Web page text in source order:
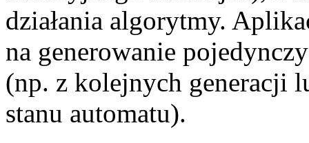
działania algorytmy.
na generowanie
(np. z kolejnych generacji
stanu automatu).